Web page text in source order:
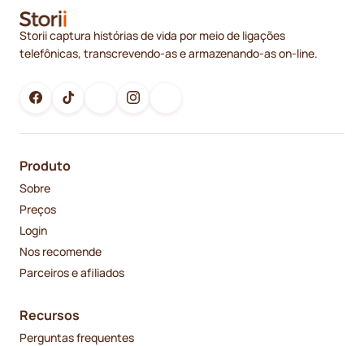
Storii captura histórias de vida por meio de ligações
telefônicas, transcrevendo-as e armazenando-as on-line.
Produto
Sobre
Preços
Login
Nos recomende
Parceiros e afiliados
Recursos
Perguntas frequentes